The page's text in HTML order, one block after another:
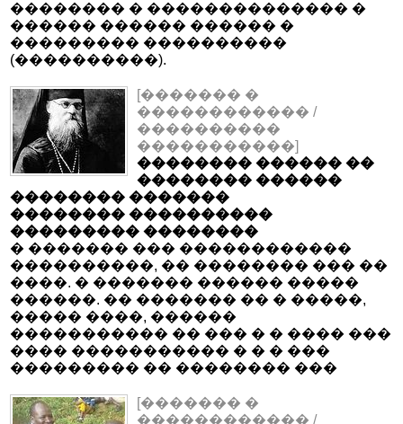
�������� � �������������� �
������ ������ ������ �
��������� ����������
(����������).
[������� �
������������ /
����������
�����������]
�������� ������ ��
�������� ������
�������� �������
�������� ����������
��������� ��������
� ������� ��� ������������
����������, �� �������� ��� ��
����. � ������� ������ �����
������. �� ������� �� � �����,
����� ����, ������
����������� �� ��� � � ���� ���
���� ����������� � � � ���
��������� �� �������� ���
[������� �
������������ /